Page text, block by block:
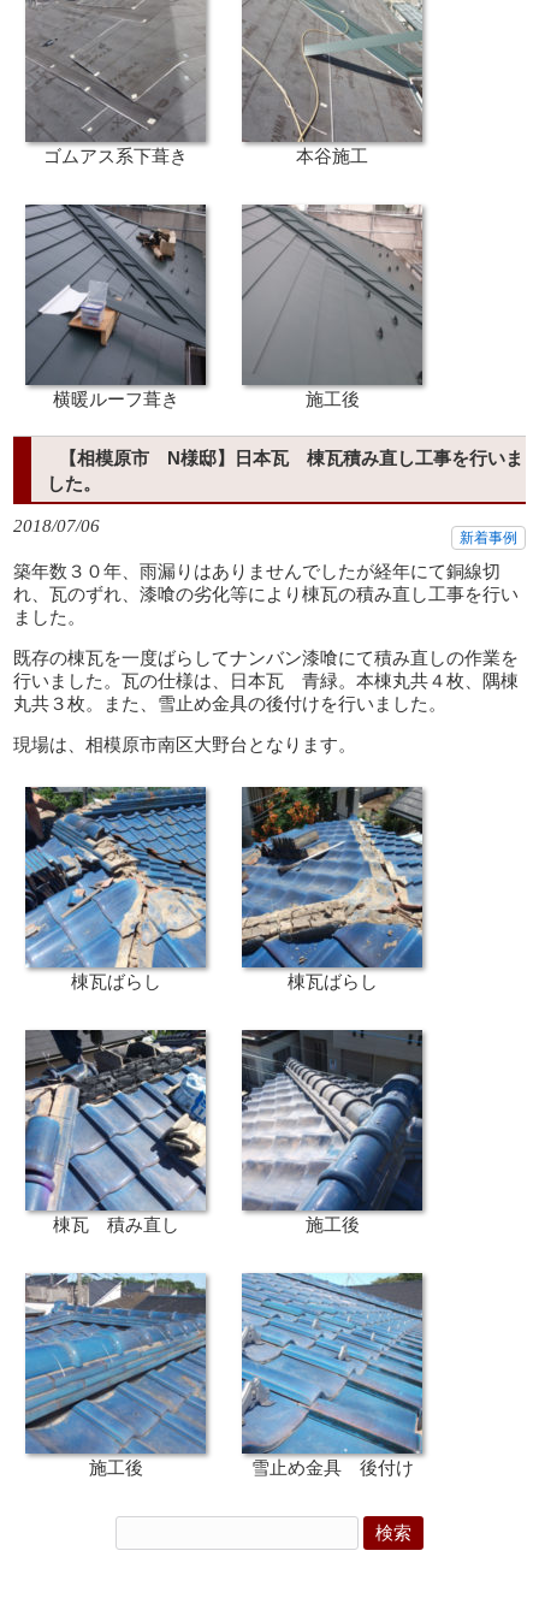
ゴムアス系下葺き 本谷施工
横暖ルーフ葺き 施工後
【相模原市 N様邸】日本瓦 棟瓦積み直し工事を行いま
した。
2018/07/06
新着事例
築年数３０年、雨漏りはありませんでしたが経年にて銅線切
れ、瓦のずれ、漆喰の劣化等により棟瓦の積み直し工事を行い
ました。
既存の棟瓦を一度ばらしてナンバン漆喰にて積み直しの作業を
行いました。瓦の仕様は、日本瓦 青緑。本棟丸共４枚、隅棟
丸共３枚。また、雪止め金具の後付けを行いました。
現場は、相模原市南区大野台となります。
棟瓦ばらし 棟瓦ばらし
棟瓦 積み直し 施工後
施工後 雪止め金具 後付け